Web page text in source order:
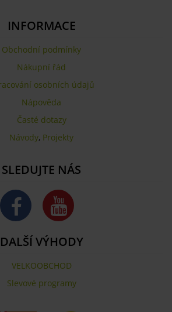
INFORMACE
Obchodní podmínky
Nákupní řád
osobních údajů
Nápověda
Časté dotazy
Návody, Projekty
SLEDUJTE NÁS
DALŠÍ VÝHODY
VELKOOBCHOD
Slevové programy